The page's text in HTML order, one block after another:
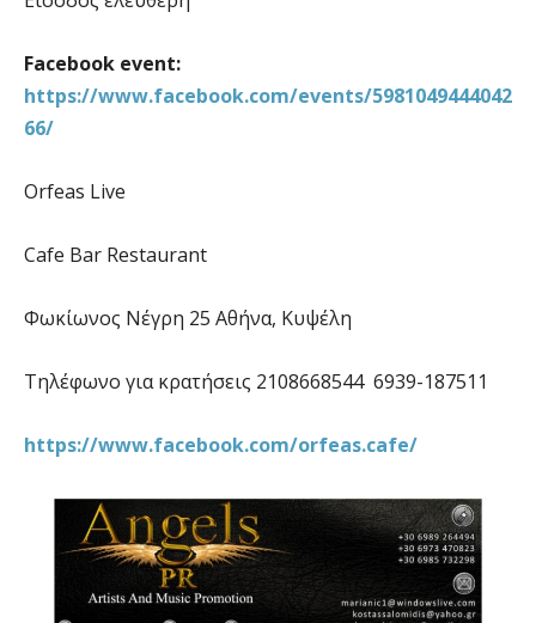
Facebook event:
https://www.facebook.com/events/5981049444042
66/
Orfeas Live
Cafe Bar Restaurant
Φωκίωνος Νέγρη 25 Αθήνα, Κυψέλη
Τηλέφωνο για κρατήσεις 2108668544 6939-187511
https://www.facebook.com/orfeas.cafe/